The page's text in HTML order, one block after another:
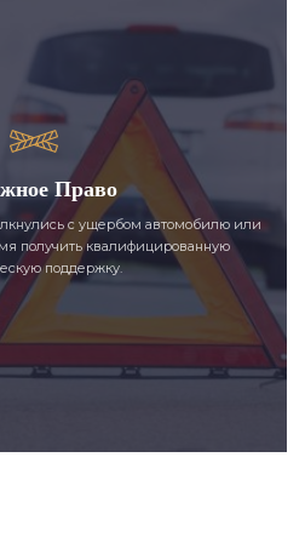
Право
с ущербом автомобилю или
получить квалифицированную
поддержку.